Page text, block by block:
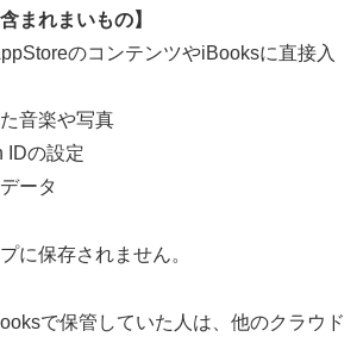
まれまいもの】
のコンテンツやiBooksに直接入
音楽や写真
IDの設定
ータ
に保存されません。
で保管していた人は、他のクラウド